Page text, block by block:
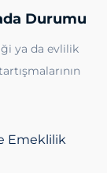
Durumu
ya da evlilik